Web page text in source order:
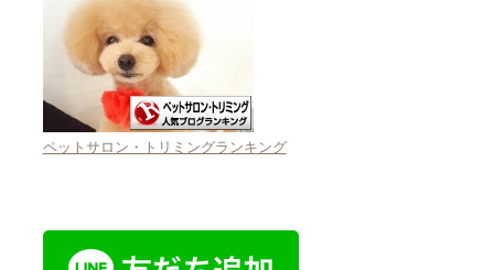
ペットサロン・トリミングランキング